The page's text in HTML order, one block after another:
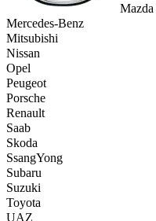
Mazda
Mercedes-Benz
Mitsubishi
Nissan
Opel
Peugeot
Porsche
Renault
Saab
Skoda
SsangYong
Subaru
Suzuki
Toyota
UAZ